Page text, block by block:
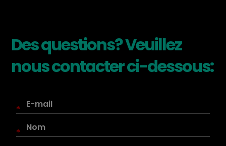
Des questions? Veuillez
nous contacter ci-dessous:
*
*